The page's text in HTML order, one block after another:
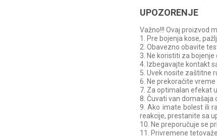
UPOZORENJE
Važno!!! Ovaj proizvod
1. Pre bojenja kose,
2. Obavezno obavite
3. Ne koristiti za bojenje
4. Izbegavajte kontakt
5. Uvek nosite zaštitne
6. Ne prekoračite
7. Za optimalan efekat
8. Čuvati van domašaja
9. Ako imate bolest ili
reakcije, prestanite sa
10. Ne preporučuje se
11. Privremene